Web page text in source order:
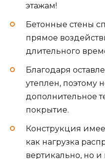
этажам!
Бетонные стены
прямое
длительного
Благодаря
утеплен, поэтому
дополнительное
покрытие.
Конструкция
как нагрузка
вертикально, но и